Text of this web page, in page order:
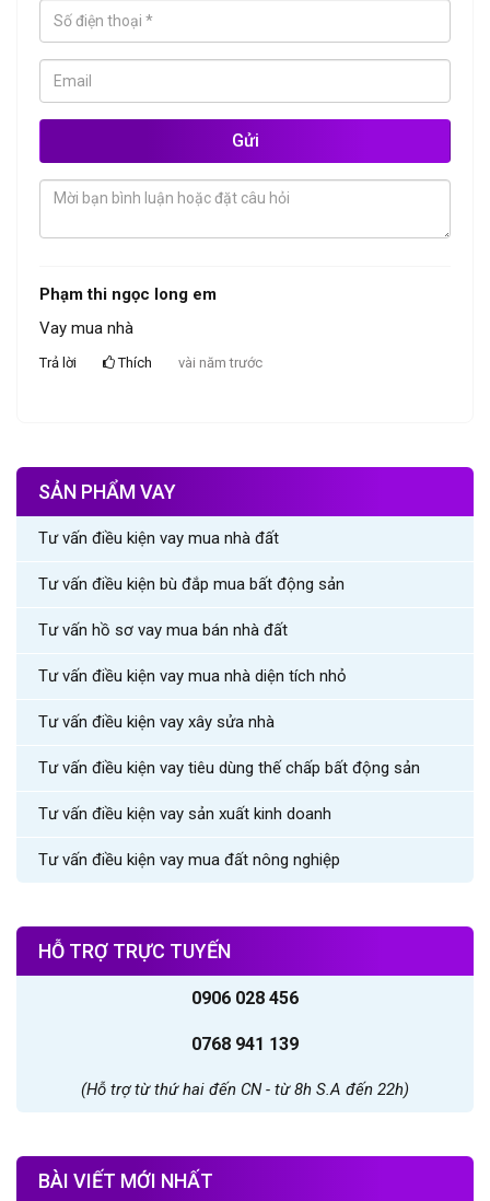
SẢN PHẨM VAY
Tư vấn điều kiện vay mua nhà đất
Tư vấn điều kiện bù đắp mua bất động sản
Tư vấn hồ sơ vay mua bán nhà đất
Tư vấn điều kiện vay mua nhà diện tích nhỏ
Tư vấn điều kiện vay xây sửa nhà
Tư vấn điều kiện vay tiêu dùng thế chấp bất động sản
Tư vấn điều kiện vay sản xuất kinh doanh
Tư vấn điều kiện vay mua đất nông nghiệp
HỖ TRỢ TRỰC TUYẾN
0906 028 456
0768 941 139
(Hỗ trợ từ thứ hai đến CN - từ 8h S.A đến 22h)
BÀI VIẾT MỚI NHẤT
Gửi
Phạm thi ngọc long em
Vay mua nhà
Trả lời Thích vài năm trước